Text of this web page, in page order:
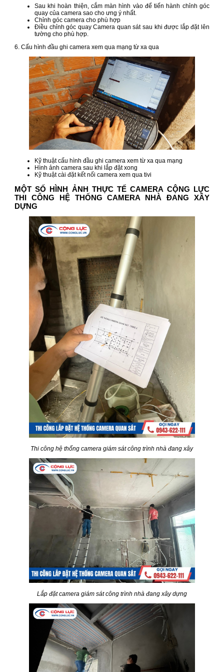
Sau khi hoàn thiện, cắm màn hình vào để tiến hành chỉnh góc
quay của camera sao cho ưng ý nhất.
Chỉnh góc camera cho phù hợp
Điều chỉnh góc quay Camera quan sát sau khi được lắp đặt lên
tường cho phù hợp.
6. Cấu hình đầu ghi camera xem qua mạng từ xa qua
Kỹ thuật cấu hình đầu ghi camera xem từ xa qua mạng
Hình ảnh camera sau khi lắp đặt xong
Kỹ thuật cài đặt kết nối camera xem qua tivi
MỘT SỐ HÌNH ẢNH THỰC TẾ CAMERA CỘNG LỰC
THI CÔNG HỆ THỐNG CAMERA NHÀ ĐANG XÂY
DỰNG
Thi công hệ thống camera giám sát công trình nhà đang xây
Lắp đặt camera giám sát công trình nhà đang xây dựng